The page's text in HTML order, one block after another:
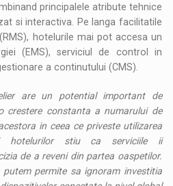
principalele atribute tehnice
si interactiva. Pe langa facilitatile
hotelurile mai pot accesa un
(EMS), serviciul de control in
a continutului (CMS).
are un potential important de
crestere constanta a numarului de
in ceea ce priveste utilizarea
hotelurilor stiu ca serviciile ii
de a reveni din partea oaspetilor.
permite sa ignoram investitia